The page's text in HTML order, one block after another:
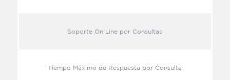
Soporte On Line por Consultas
Tiempo Máximo de Respuesta por Consulta